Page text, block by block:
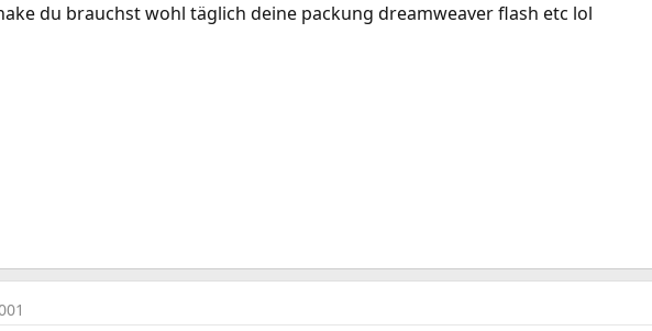
du brauchst wohl täglich deine packung dreamweaver flash etc lol